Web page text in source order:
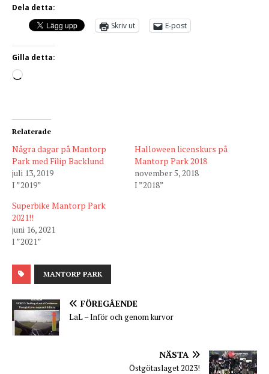
Dela detta:
Skriv ut
E-post
Gilla detta:
Relaterade
Några dagar på Mantorp
Park med Filip Backlund
juli 13, 2019
I ”2019”
Halloween licenskurs på
Mantorp Park 2018
november 5, 2018
I ”2018”
Superbike Mantorp Park
2021!!
juni 16, 2021
I ”2021”
MANTORP PARK
FÖREGÅENDE
LaL – Inför och genom kurvor
NÄSTA
Östgötaslaget 2023!